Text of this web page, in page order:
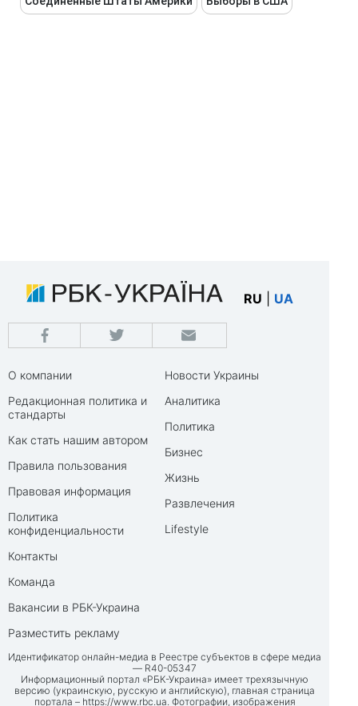
RU UA
О компании
Редакционная политика и
стандарты
Как стать нашим автором
Правила пользования
Правовая информация
Политика
конфиденциальности
Контакты
Команда
Вакансии в РБК-Украина
Разместить рекламу
Новости Украины
Аналитика
Политика
Бизнес
Жизнь
Развлечения
Lifestyle
Идентификатор онлайн-медиа в Реестре субъектов в сфере медиа
— R40-05347
Информационный портал «РБК-Украина» имеет трехязычную
версию (украинскую, русскую и английскую), главная страница
портала – https://www.rbc.ua. Фотографии, изображения